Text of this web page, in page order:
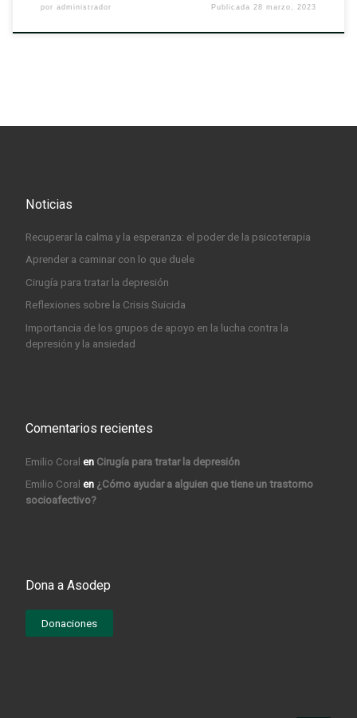
por administrador Publicada28 marzo, 2023
Noticias
Recuperar la calma y la esperanza: el poder de la psicoterapia
Aprender a caminar con lo que duele
Cirugía para tratar la depresión
Reflexiones sobre la Crisis Suicida
Importancia de los grupos de apoyo en la lucha contra la
depresión y la ansiedad
Comentarios recientes
Emilio Coral en Cirugía para tratar la depresión
Emilio Coral en ¿Cómo ayudar a alguien que tiene un trastorno
socioafectivo?
Dona a Asodep
Donaciones